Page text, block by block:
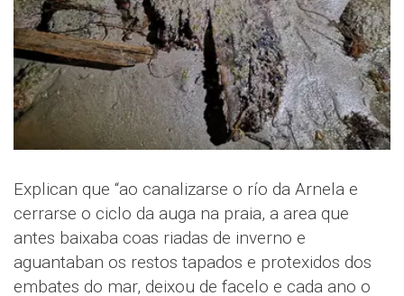
Explican que “ao canalizarse o río da Arnela e
cerrarse o ciclo da auga na praia, a area que
antes baixaba coas riadas de inverno e
aguantaban os restos tapados e protexidos dos
embates do mar, deixou de facelo e cada ano o